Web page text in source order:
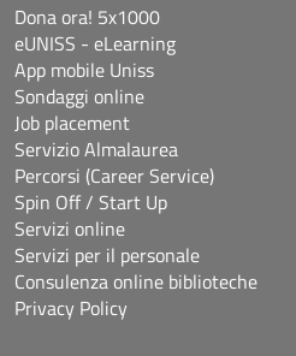
Dona ora! 5x1000
eUNISS - eLearning
App mobile Uniss
Sondaggi online
Job placement
Servizio Almalaurea
Percorsi (Career Service)
Spin Off / Start Up
Servizi online
Servizi per il personale
Consulenza online biblioteche
Privacy Policy